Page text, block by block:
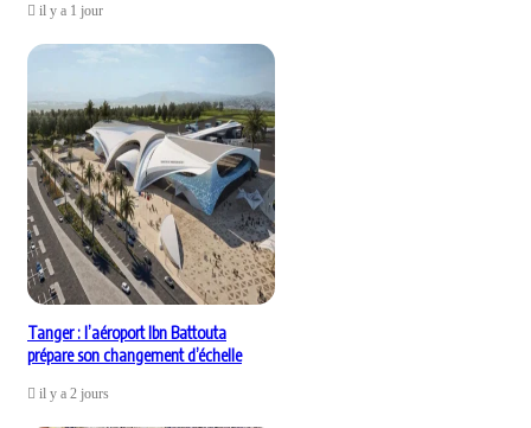
il y a 1 jour
Tanger : l’aéroport Ibn Battouta
prépare son changement d’échelle
il y a 2 jours